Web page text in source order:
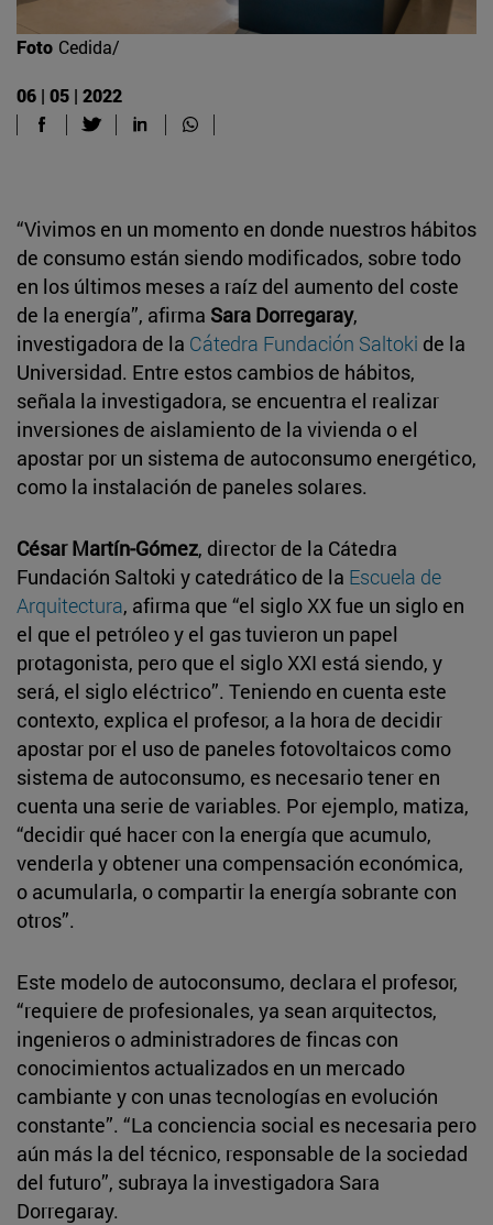
Foto Cedida/
06 | 05 | 2022
“Vivimos en un momento en donde nuestros hábitos
de consumo están siendo modificados, sobre todo
en los últimos meses a raíz del aumento del coste
de la energía”, afirma Sara Dorregaray,
investigadora de la Cátedra Fundación Saltoki de la
Universidad. Entre estos cambios de hábitos,
señala la investigadora, se encuentra el realizar
inversiones de aislamiento de la vivienda o el
apostar por un sistema de autoconsumo energético,
como la instalación de paneles solares.
César Martín-Gómez, director de la Cátedra
Fundación Saltoki y catedrático de la Escuela de
Arquitectura, afirma que “el siglo XX fue un siglo en
el que el petróleo y el gas tuvieron un papel
protagonista, pero que el siglo XXI está siendo, y
será, el siglo eléctrico”. Teniendo en cuenta este
contexto, explica el profesor, a la hora de decidir
apostar por el uso de paneles fotovoltaicos como
sistema de autoconsumo, es necesario tener en
cuenta una serie de variables. Por ejemplo, matiza,
“decidir qué hacer con la energía que acumulo,
venderla y obtener una compensación económica,
o acumularla, o compartir la energía sobrante con
otros”.
Este modelo de autoconsumo, declara el profesor,
“requiere de profesionales, ya sean arquitectos,
ingenieros o administradores de fincas con
conocimientos actualizados en un mercado
cambiante y con unas tecnologías en evolución
constante”. “La conciencia social es necesaria pero
aún más la del técnico, responsable de la sociedad
del futuro”, subraya la investigadora Sara
Dorregaray.